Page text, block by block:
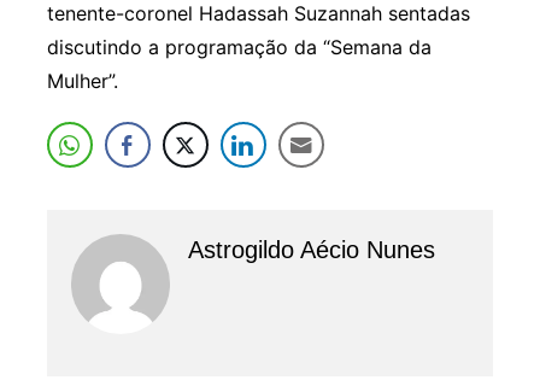
tenente-coronel Hadassah Suzannah sentadas
discutindo a programação da “Semana da
Mulher”.
Astrogildo Aécio Nunes